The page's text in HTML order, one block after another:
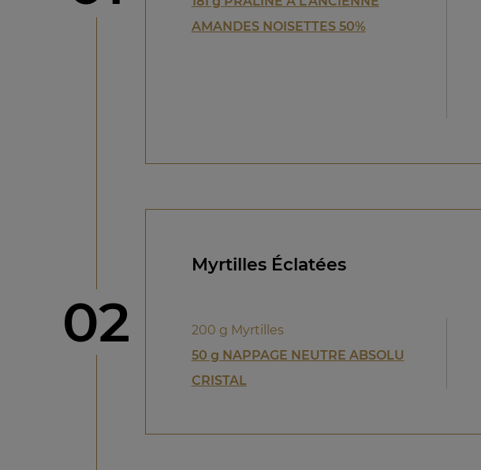
AMANDES NOISETTES 50%
étape
02
Myrtilles Éclatées
200 g Myrtilles
50 g NAPPAGE NEUTRE ABSOLU
CRISTAL